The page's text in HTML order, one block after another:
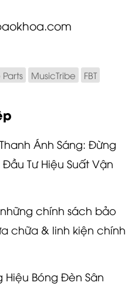
MusicTribe FBT
Ánh Sáng: Đừng
Tư Hiệu Suất Vận
chính sách bảo
chữa & linh kiện chính
Hiệu Bóng Đèn Sân